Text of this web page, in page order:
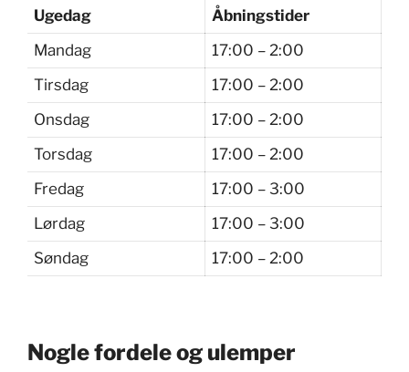
Ugedag
Åbningstider
Mandag
17:00 – 2:00
Tirsdag
17:00 – 2:00
Onsdag
17:00 – 2:00
Torsdag
17:00 – 2:00
Fredag
17:00 – 3:00
Lørdag
17:00 – 3:00
Søndag
17:00 – 2:00
Nogle fordele og ulemper